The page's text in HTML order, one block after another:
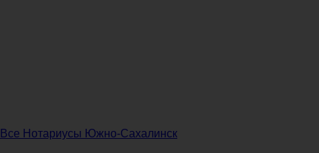
Все Нотариусы Южно-Сахалинск